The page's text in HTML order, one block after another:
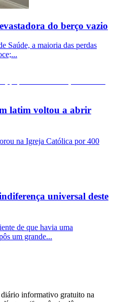
do berço vazio
Saúde, a maioria das perdas
latim voltou a abrir
na Igreja Católica por 400
universal deste
de que havia uma
um grande...
informativo gratuito na